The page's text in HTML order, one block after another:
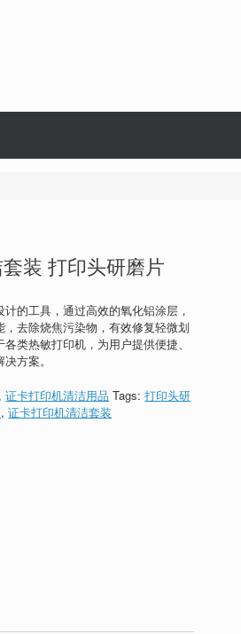
装 打印头研磨片
的工具，通过高效的氧化铝涂层，
去除烧焦污染物，有效修复轻微划
类热敏打印机，为用户提供便捷、
方案。
,证卡打印机清洁用品 Tags:打印头研
,证卡打印机清洁套装